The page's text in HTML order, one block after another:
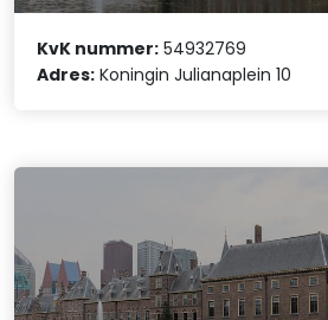
KvK nummer: 54932769
Adres: Koningin Julianaplein 10